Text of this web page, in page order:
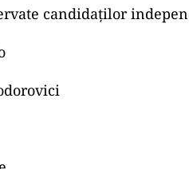
Poporului Român
România în Acțiune
cuprinde partide